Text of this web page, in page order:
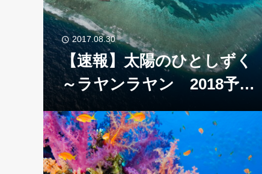
2017.08.30
【速報】太陽のひとしずく
～ラヤンラヤン 2018予約
開始